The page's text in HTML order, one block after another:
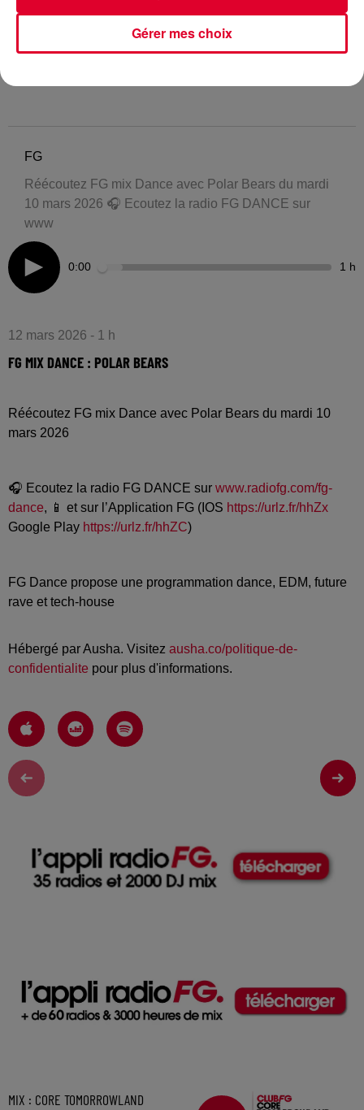
FG
Réécoutez FG mix Dance avec Polar Bears du mardi
10 mars 2026 🎧 Ecoutez la radio FG DANCE sur
www
0:00 1 h
12 mars 2026 - 1 h
FG MIX DANCE : POLAR BEARS
Réécoutez FG mix Dance avec Polar Bears du mardi 10
mars 2026
🎧 Ecoutez la radio FG DANCE sur www.radiofg.com/fg-
dance, 📱 et sur l’Application FG (IOS https://urlz.fr/hhZx
Google Play https://urlz.fr/hhZC)
FG Dance propose une programmation dance, EDM, future
rave et tech-house
Hébergé par Ausha. Visitez ausha.co/politique-de-
confidentialite pour plus d'informations.
MIX : CORE TOMORROWLAND
Gérer mes choix